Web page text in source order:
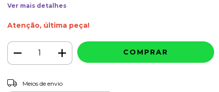
Ver mais detalhes
Atenção, última peça!
Entregas para o CEP:
Meios de envio